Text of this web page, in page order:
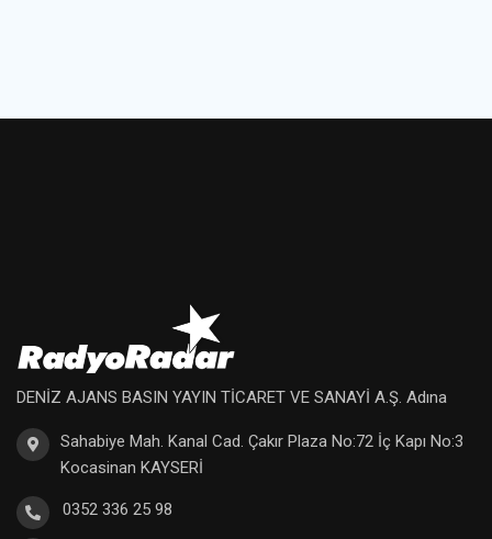
DENİZ AJANS BASIN YAYIN TİCARET VE SANAYİ A.Ş. Adına
Sahabiye Mah. Kanal Cad. Çakır Plaza No:72 İç Kapı No:3
Kocasinan KAYSERİ
0352 336 25 98